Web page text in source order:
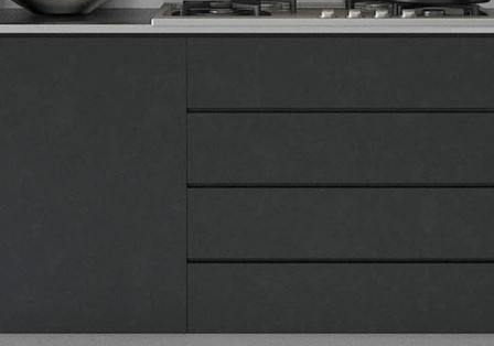
Naše prodavnice